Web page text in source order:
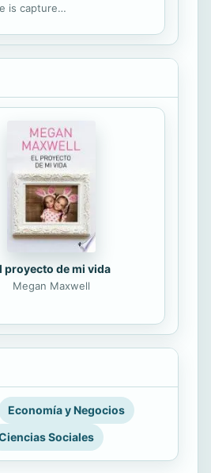
is captured
proyecto de mi vida
Megan Maxwell
Economía y Negocios
Sociales